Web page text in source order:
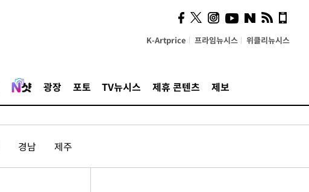
K-Artprice 프라임뉴시스 위클리뉴시스
광장 포토 TV뉴시스 제휴 콘텐츠 제보
경남 제주
의견, 국토부·LH에 충실히
전달할 것"